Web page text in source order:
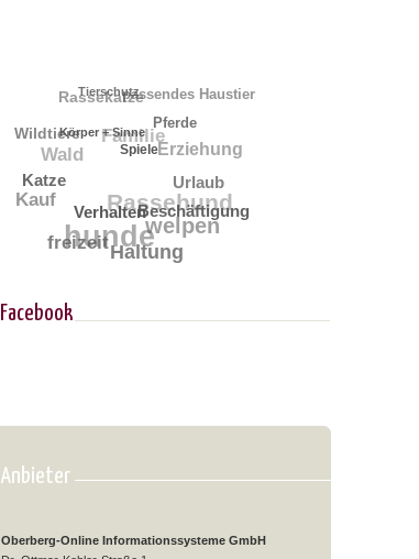
Tierschutz
Körper + Sinne
Spiele
Pferde
passendes Haustier
Rassekatze
Wildtiere
Katze
VerhaltenBeschäftigung
Urlaub
Erziehung
Familie
Wald
Kauf
freizeit
Haltung
welpen
Rassehund
hunde
Facebook
Anbieter
Oberberg-Online Informationssysteme GmbH